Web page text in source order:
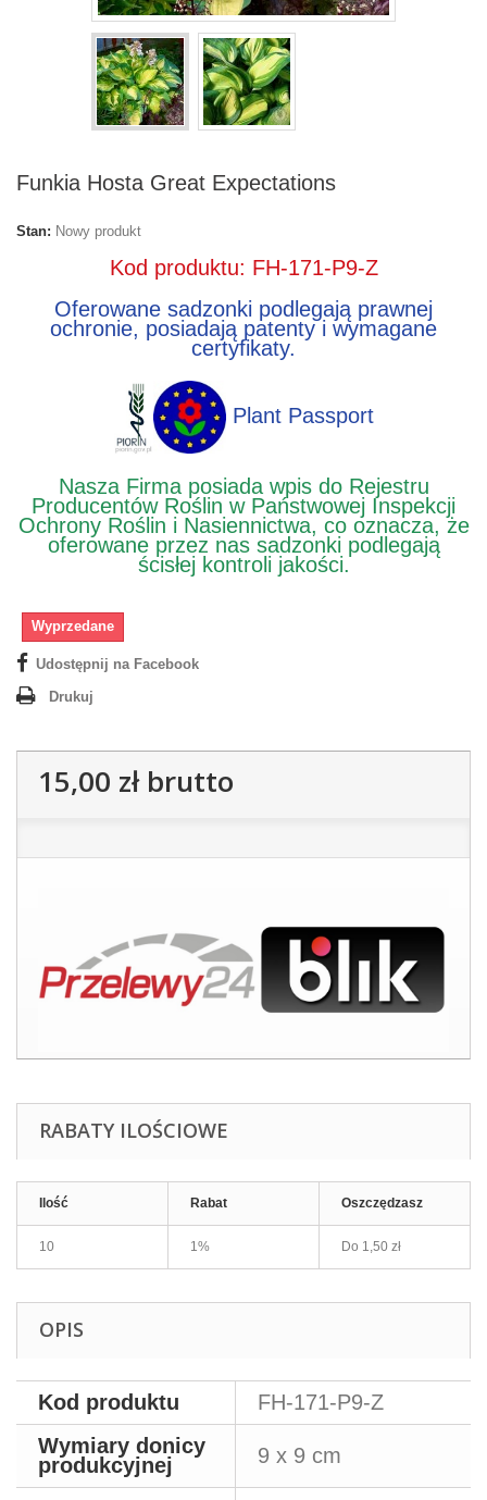
Funkia Hosta Great Expectations
Stan: Nowy produkt
Kod produktu: FH-171-P9-Z
Oferowane sadzonki podlegają prawnej
ochronie, posiadają patenty i wymagane
certyfikaty.
Plant Passport
Nasza Firma posiada wpis do Rejestru
Producentów Roślin w Państwowej Inspekcji
Ochrony Roślin i Nasiennictwa, co oznacza, że
oferowane przez nas sadzonki podlegają
ścisłej kontroli jakości.
Wyprzedane
Udostępnij na Facebook
Drukuj
15,00 złbrutto
RABATY ILOŚCIOWE
Ilość Rabat Oszczędzasz
10 1% Do 1,50 zł
OPIS
Kod produktu
FH-171-P9-Z
Wymiary donicy
produkcyjnej
9 x 9 cm